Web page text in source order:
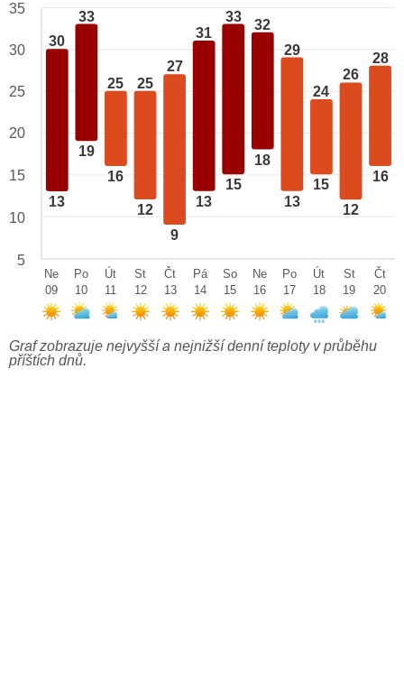
30
13
33
19
25
16
25
12
27
9
31
13
33
15
32
18
29
13
24
15
26
12
28
16
35
30
25
20
15
10
5
Ne
09
Po
10
Út
11
St
12
Čt
13
Pá
14
So
15
Ne
16
Po
17
Út
18
St
19
Čt
20
Graf zobrazuje nejvyšší a nejnižší denní teploty v průběhu
příštích dnů.